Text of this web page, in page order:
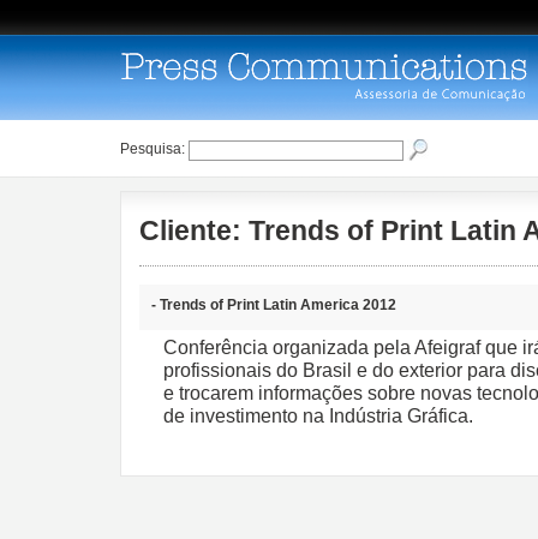
Pesquisa:
Cliente: Trends of Print Latin
- Trends of Print Latin America 2012
Conferência organizada pela Afeigraf que
profissionais do Brasil e do exterior para
e trocarem informações sobre novas
de investimento na Indústria Gráfica.